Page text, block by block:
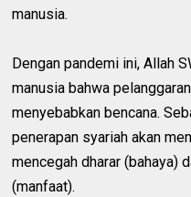
manusia.
Dengan pandemi ini, Allah
manusia bahwa
menyebabkan bencana.
penerapan syariah akan
mencegah dharar (bahaya)
(manfaat).